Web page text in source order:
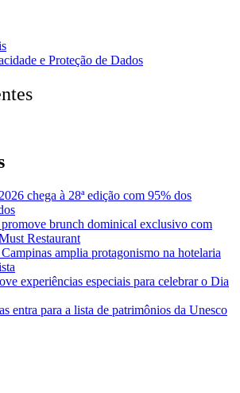
e Proteção de Dados
chega à 28ª edição com 95% dos
brunch dominical exclusivo com
Restaurant
amplia protagonismo na hotelaria
experiências especiais para celebrar o Dia
entra para a lista de patrimônios da Unesco